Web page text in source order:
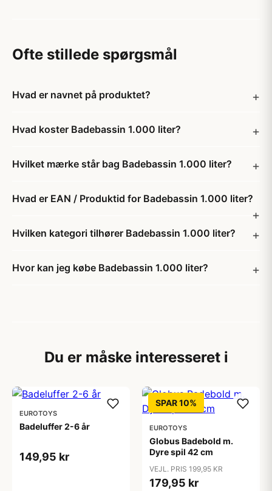
Ofte stillede spørgsmål
Hvad er navnet på produktet?
Hvad koster Badebassin 1.000 liter?
Hvilket mærke står bag Badebassin 1.000 liter?
Hvad er EAN / Produktid for Badebassin 1.000 liter?
Hvilken kategori tilhører Badebassin 1.000 liter?
Hvor kan jeg købe Badebassin 1.000 liter?
Du er måske interesseret i
EUROTOYS
Badeluffer 2-6 år
149,95 kr
SPAR 10%
EUROTOYS
Globus Badebold m.
Dyre spil 42 cm
VEJL. PRIS 199,95 KR
179,95 kr